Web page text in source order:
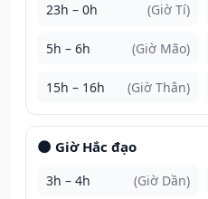
23h – 0h (Giờ Tí)
5h – 6h (Giờ Mão)
15h – 16h (Giờ Thân)
🌑 Giờ Hắc đạo
3h – 4h (Giờ Dần)